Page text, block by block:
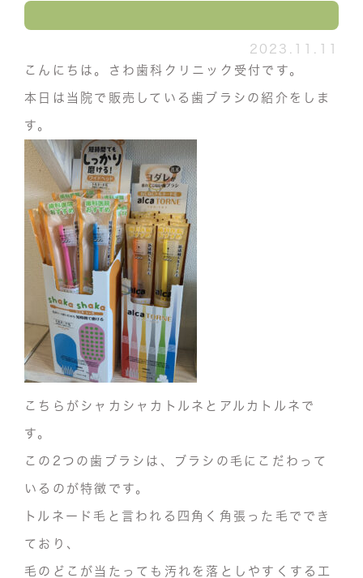
2023.11.11
こんにちは。さわ歯科クリニック受付です。
本日は当院で販売している歯ブラシの紹介をしま
す。
こちらがシャカシャカトルネとアルカトルネで
す。
この2つの歯ブラシは、ブラシの毛にこだわって
いるのが特徴です。
トルネード毛と言われる四角く角張った毛ででき
ており、
毛のどこが当たっても汚れを落としやすくする工